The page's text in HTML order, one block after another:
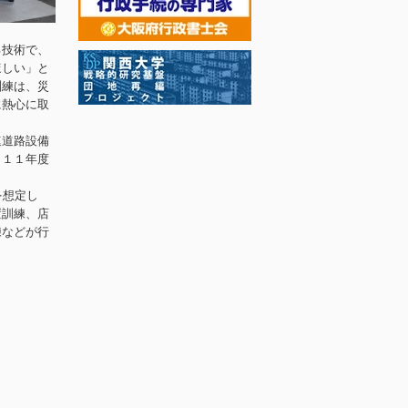
術で、
い」と
は、災
心に取
路設備
１年度
定し
練、店
どが行